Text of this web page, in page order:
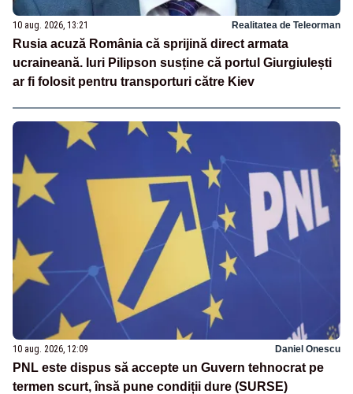
10 aug. 2026, 13:21 Realitatea de Teleorman
Rusia acuză România că sprijină direct armata
ucraineană. Iuri Pilipson susține că portul Giurgiulești
ar fi folosit pentru transporturi către Kiev
10 aug. 2026, 12:09 Daniel Onescu
PNL este dispus să accepte un Guvern tehnocrat pe
termen scurt, însă pune condiții dure (SURSE)